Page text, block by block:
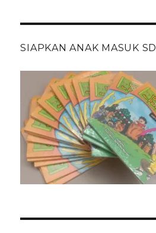
SIAPKAN ANAK MASUK SD